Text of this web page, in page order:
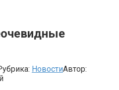
НовостиАвтор: